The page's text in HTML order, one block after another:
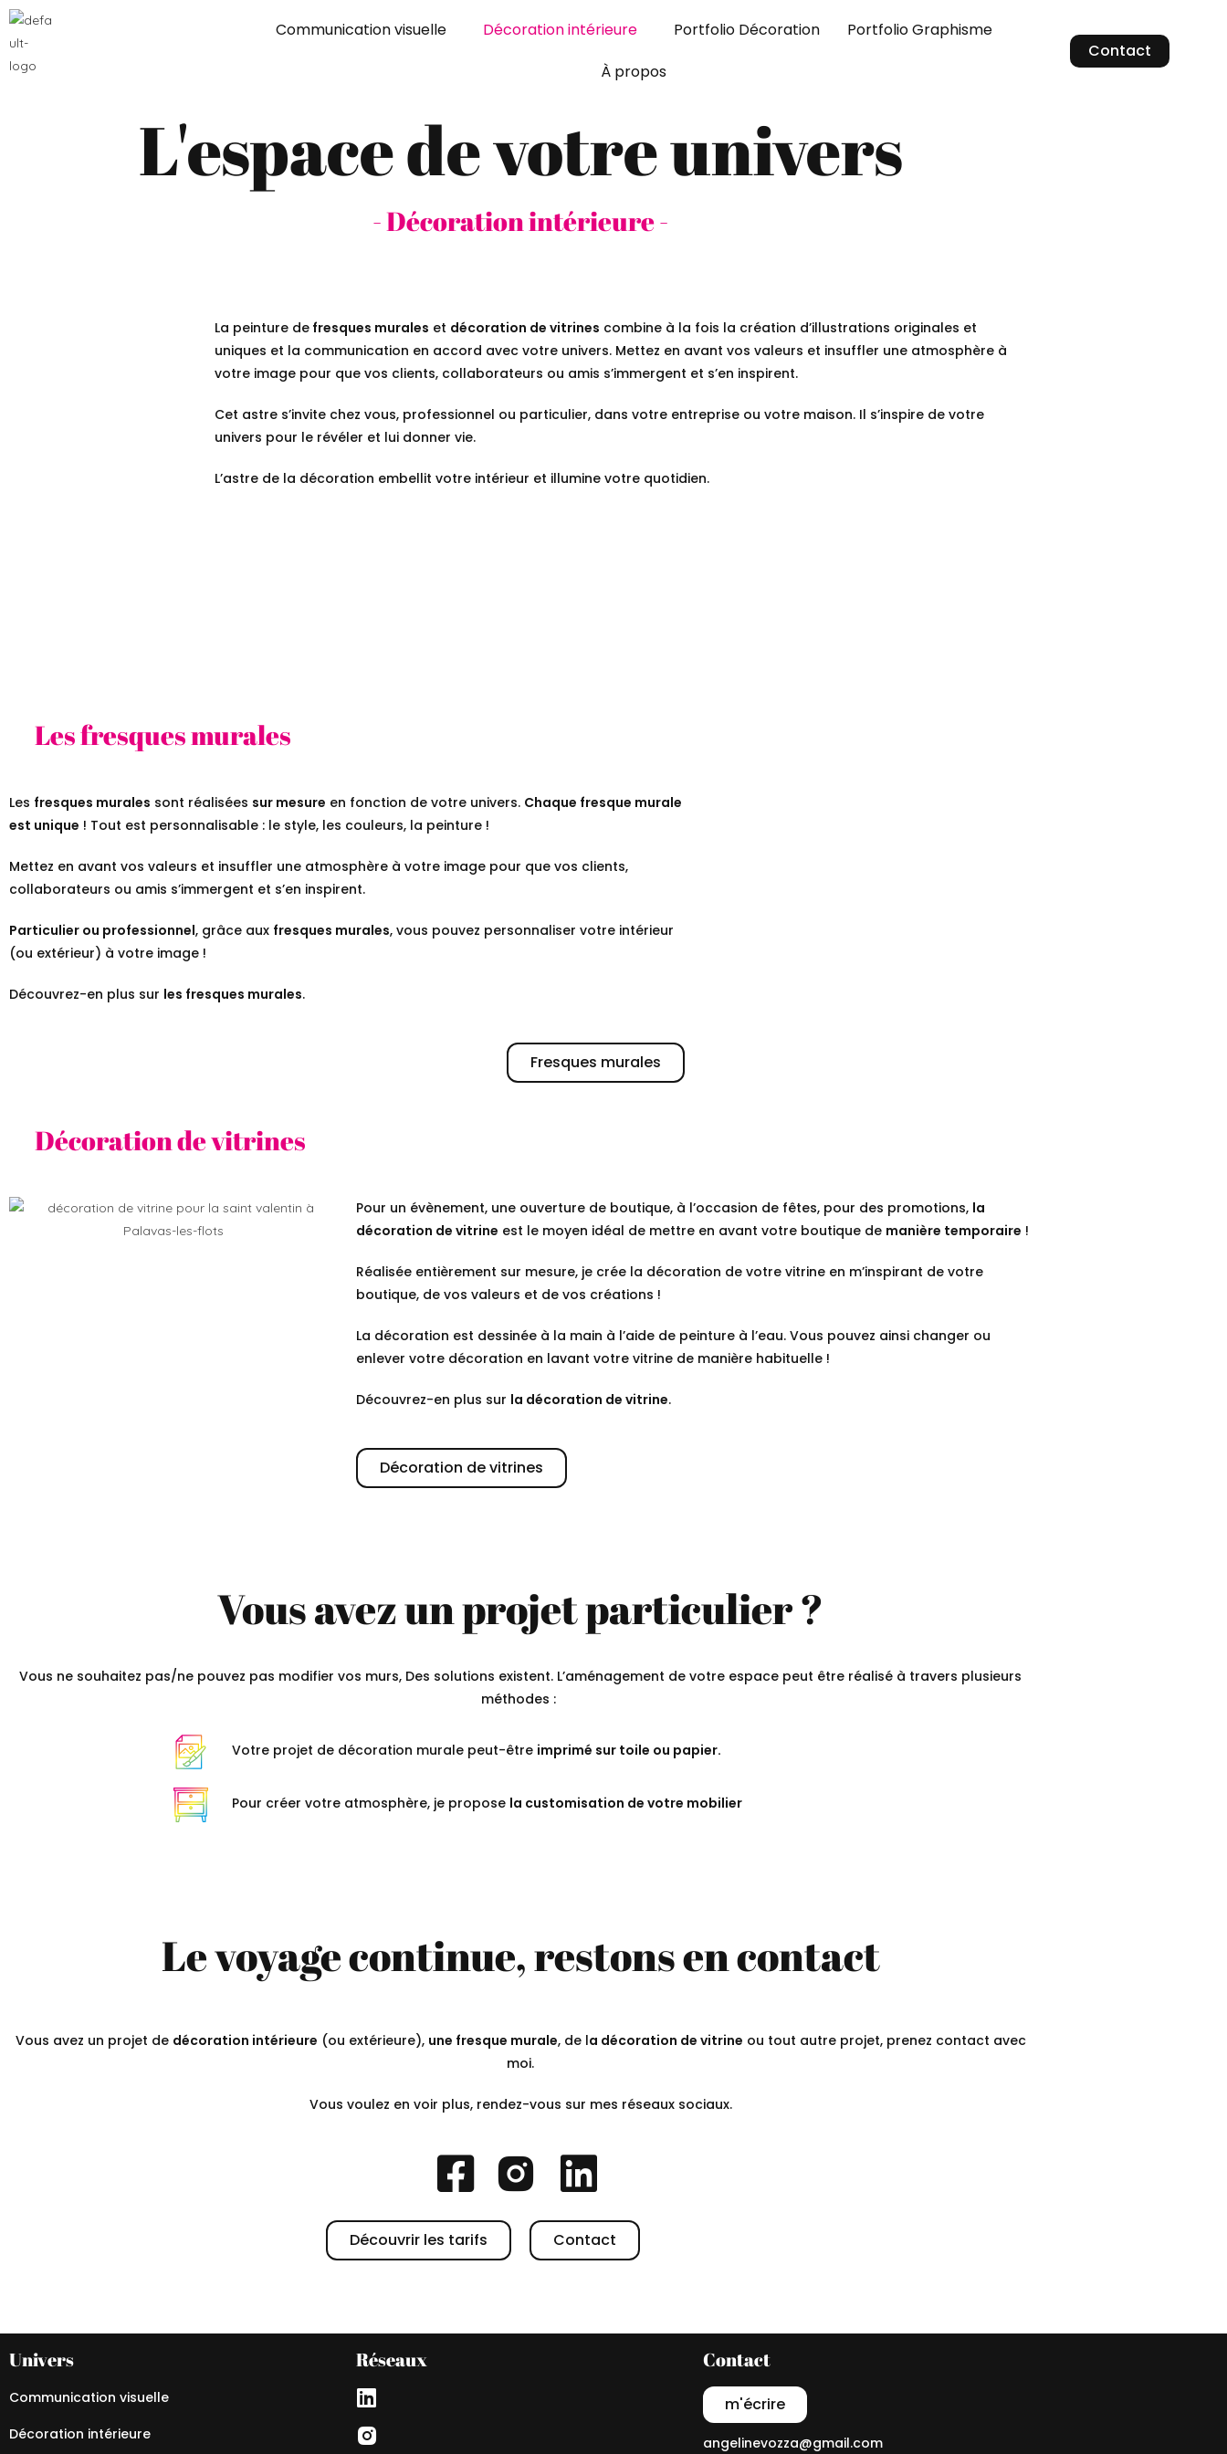
Communication visuelle Décoration intérieure Portfolio Décoration
Portfolio Graphisme
À propos
Contact
L'espace de votre univers
- Décoration intérieure -
La peinture defresques murales et décoration de vitrines combine à la fois la création d’illustrations originales et
uniques et la communication en accord avec votre univers. Mettez en avant vos valeurs et insuffler une atmosphère à
votre image pour que vos clients, collaborateurs ou amis s’immergent et s’en inspirent.
Cet astre s’invite chez vous, professionnel ou particulier, dans votre entreprise ou votre maison. Il s’inspire de votre
univers pour le révéler et lui donner vie.
L’astre de la décoration embellit votre intérieur et illumine votre quotidien.
Les fresques murales
Les fresques murales sont réalisées sur mesure en fonction de votre univers. Chaque fresque murale
est unique ! Tout est personnalisable : le style, les couleurs, la peinture !
Mettez en avant vos valeurs et insuffler une atmosphère à votre image pour que vos clients,
collaborateurs ou amis s’immergent et s’en inspirent.
Particulier ou professionnel, grâce aux fresques murales, vous pouvez personnaliser votre intérieur
(ou extérieur) à votre image !
Découvrez-en plus sur les fresques murales.
Fresques murales
Décoration de vitrines
Pour un évènement, une ouverture de boutique, à l’occasion de fêtes, pour des promotions, la
décoration de vitrine est le moyen idéal de mettre en avant votre boutique de manière temporaire !
Réalisée entièrement sur mesure, je crée la décoration de votre vitrine en m’inspirant de votre
boutique, de vos valeurs et de vos créations !
La décoration est dessinée à la main à l’aide de peinture à l’eau. Vous pouvez ainsi changer ou
enlever votre décoration en lavant votre vitrine de manière habituelle !
Découvrez-en plus sur la décoration de vitrine.
Décoration de vitrines
Vous avez un projet particulier ?
Vous ne souhaitez pas/ne pouvez pas modifier vos murs, Des solutions existent. L’aménagement de votre espace peut être réalisé à travers plusieurs
méthodes :
Votre projet de décoration murale peut-être imprimé sur toile ou papier.
Pour créer votre atmosphère, je propose la customisation de votre mobilier
Le voyage continue, restons en contact
Vous avez un projet de décoration intérieure (ou extérieure), une fresque murale, de la décoration de vitrine ou tout autre projet, prenez contact avec
moi.
Vous voulez en voir plus, rendez-vous sur mes réseaux sociaux.
Découvrir les tarifs Contact
Univers
Communication visuelle
Décoration intérieure
Réseaux Contact
m'écrire
angelinevozza@gmail.com